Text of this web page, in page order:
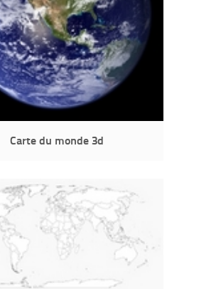
Carte du monde 3d